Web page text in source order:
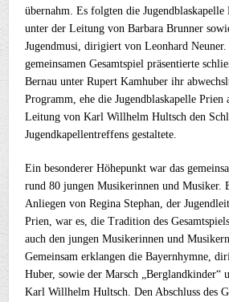
übernahm. Es folgten die
unter der Leitung von Barbara Brunner
Jugendmusi, dirigiert von Leonhard Neuner.
gemeinsamen Gesamtspiel präsentierte
Bernau unter Rupert Kamhuber ihr
Programm, ehe die Jugendblaskapelle Prien
Leitung von Karl Willhelm Hultsch den
Jugendkapellentreffens gestaltete.
Ein besonderer Höhepunkt war das
rund 80 jungen Musikerinnen und Musiker.
Anliegen von Regina Stephan, der
Prien, war es, die Tradition des
auch den jungen Musikerinnen und
Gemeinsam erklangen die Bayernhymne,
Huber, sowie der Marsch „Berglandkinder“
Karl Willhelm Hultsch. Den Abschluss des